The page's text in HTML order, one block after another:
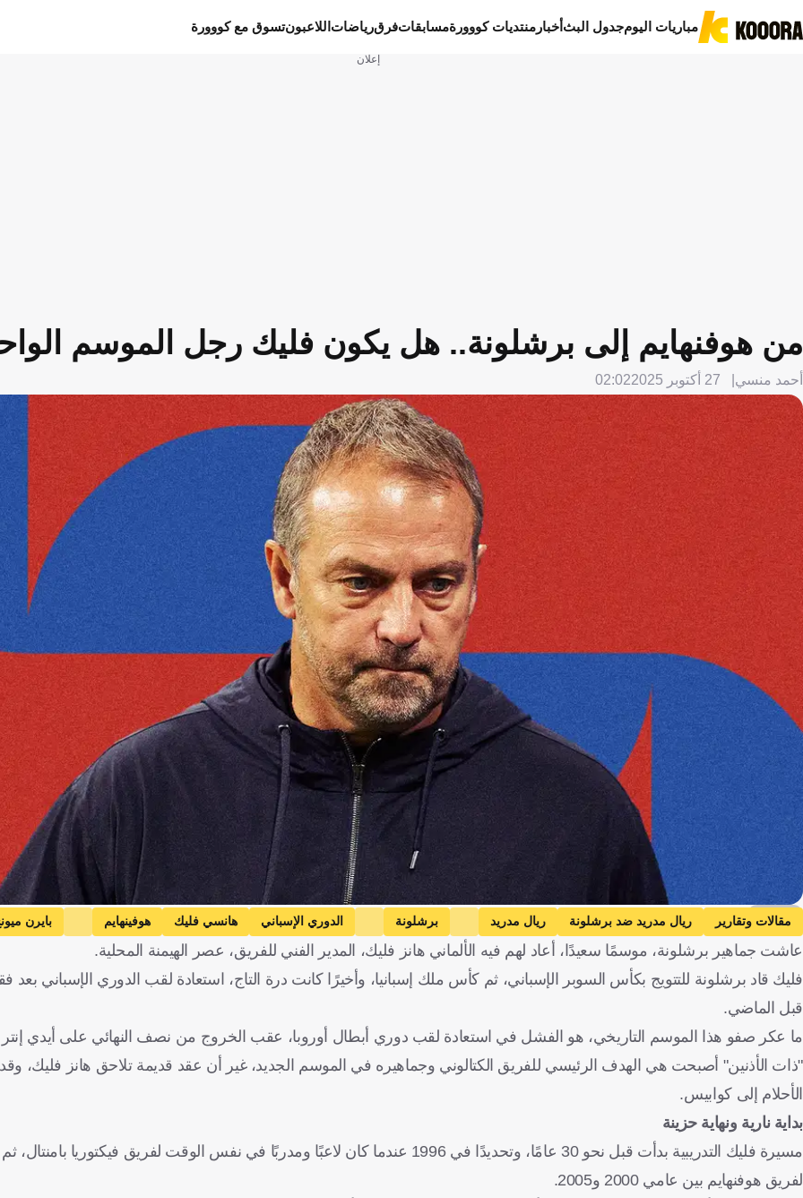
مباريات اليومجدول البثأخبار منتديات كووورةمسابقاتفرقرياضات اللاعبونتسوق مع كووورة
إعلان
من هوفنهايم إلى برشلونة.. هل يكون فليك رجل الموسم
أحمد منسي 27 أكتوبر 2025 02:02
kooora
مقالات وتقارير ريال مدريد ضد برشلونة ريال مدريد برشلونة الدوري الإسباني هانسي فليك هوفينهايم
بايرن
ألمانيا
الدوري الألماني إسبانيا ألمانيا كرة قدم
عاشت جماهير برشلونة، موسمًا سعيدًا، أعاد لهم فيه الألماني هانز فليك، المدير الفني للفريق، عصر الهيمنة المحلية.
فليك قاد برشلونة للتتويج بكأس السوبر الإسباني، ثم كأس ملك إسبانيا، وأخيرًا كانت درة التاج، استعادة لقب الدوري الإسباني بعد
قبل الماضي.
ما عكر صفو هذا الموسم التاريخي، هو الفشل في استعادة لقب دوري أبطال أوروبا، عقب الخروج من نصف النهائي على أيدي إنتر
"ذات الأذنين" أصبحت هي الهدف الرئيسي للفريق الكتالوني وجماهيره في الموسم الجديد، غير أن عقد قديمة تلاحق هانز فليك،
الأحلام إلى كوابيس.
بداية نارية ونهاية حزينة
مسيرة فليك التدريبية بدأت قبل نحو 30 عامًا، وتحديدًا في 1996 عندما كان لاعبًا ومدربًا في نفس الوقت لفريق فيكتوريا
لفريق هوفنهايم بين عامي 2000 و2005.